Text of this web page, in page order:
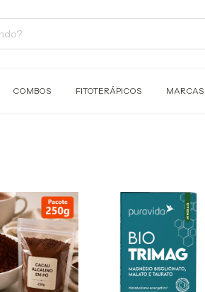
COMBOS FITOTERÁPICOS MARCAS